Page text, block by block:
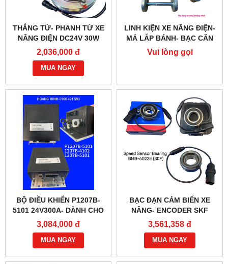
THẮNG TỪ- PHANH TỪ XE
NÂNG ĐIỆN DC24V 30W
G218-REB-04-10B
2,036,000 đ
MUA NGAY
LINH KIỆN XE NÂNG ĐIỆN-
MÁ LẮP BÁNH- BẠC CĂN
Vui lòng gọi
BỘ ĐIỀU KHIỂN P1207B-
5101 24V300A- DÀNH CHO
XE NÂNG
3,084,000 đ
MUA NGAY
BẠC ĐẠN CẢM BIẾN XE
NÂNG- ENCODER SKF
BMB-6022E
3,561,358 đ
MUA NGAY